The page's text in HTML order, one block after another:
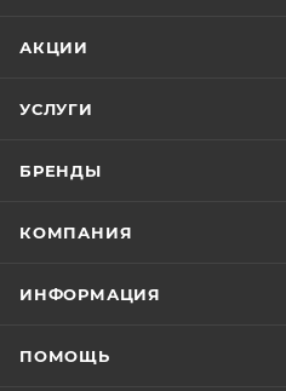
АКЦИИ
УСЛУГИ
БРЕНДЫ
КОМПАНИЯ
ИНФОРМАЦИЯ
ПОМОЩЬ